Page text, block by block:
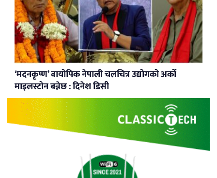
‘मदनकृष्ण’ बायोपिक नेपाली चलचित्र उद्योगको अर्को
माइलस्टोन बन्नेछ : दिनेश डिसी